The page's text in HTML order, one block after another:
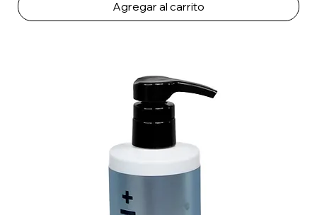
Agregar al carrito